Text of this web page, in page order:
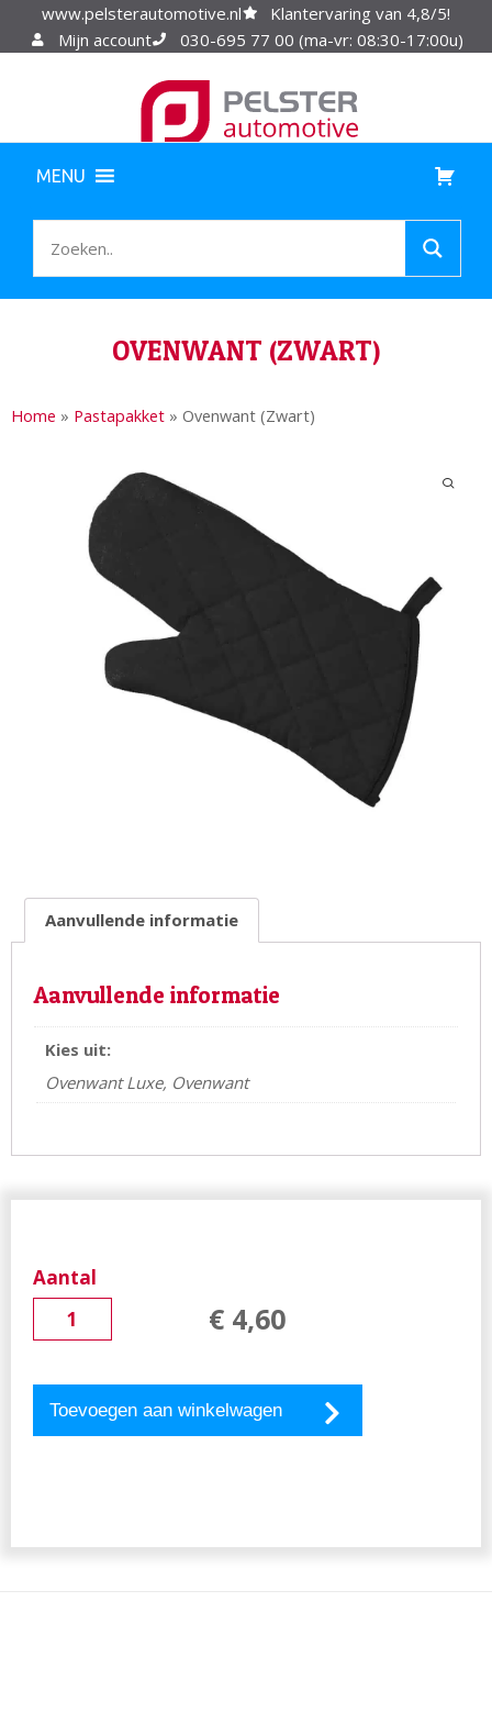
www.pelsterautomotive.nl
Klantervaring van 4,8/5!
Mijn account
030-695 77 00 (ma-vr: 08:30-17:00u)
MENU
OVENWANT (ZWART)
Home » Pastapakket » Ovenwant (Zwart)
Aanvullende informatie
Aanvullende informatie
Kies uit:
Ovenwant Luxe, Ovenwant
Aantal
€ 4,60
Toevoegen aan winkelwagen